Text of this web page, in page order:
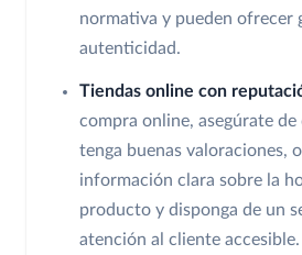
normativa y pueden ofrecer
autenticidad.
Tiendas online con
compra online, asegúrate
tenga buenas valoraciones,
información clara sobre la
producto y disponga de un
atención al cliente